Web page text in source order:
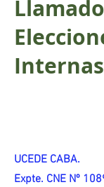
Internas
UCEDE CABA.
Expte. CNE Nº